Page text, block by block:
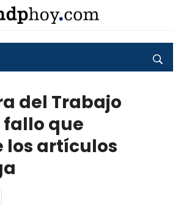
del Trabajo
que
los artículos